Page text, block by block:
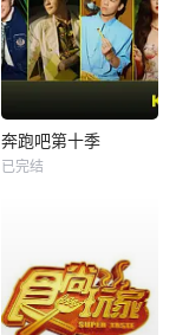
奔跑吧第十季
已完结